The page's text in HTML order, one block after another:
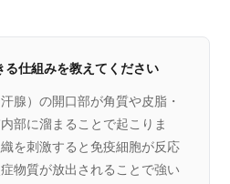
仕組みを教えてください
腺）の開口部が角質や皮脂・
部に溜まることで起こりま
を刺激すると免疫細胞が反応
物質が放出されることで強い